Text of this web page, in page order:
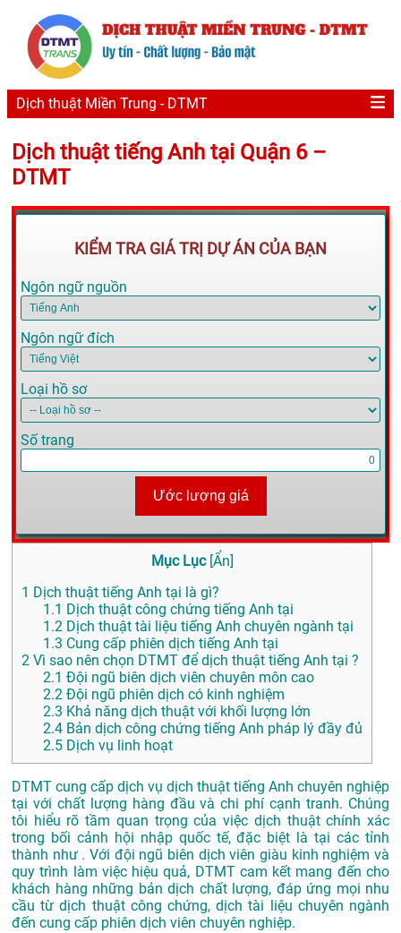
Dịch thuật Miền Trung - DTMT
Dịch thuật tiếng Anh tại Quận 6 –
DTMT
KIỂM TRA GIÁ TRỊ DỰ ÁN CỦA BẠN
Ngôn ngữ nguồn
Ngôn ngữ đích
Loại hồ sơ
Số trang
Ước lượng giá
Mục Lục [Ẩn]
1 Dịch thuật tiếng Anh tại là gì?
1.1 Dịch thuật công chứng tiếng Anh tại
1.2 Dịch thuật tài liệu tiếng Anh chuyên ngành tại
1.3 Cung cấp phiên dịch tiếng Anh tại
2 Vì sao nên chọn DTMT để dịch thuật tiếng Anh tại ?
2.1 Đội ngũ biên dịch viên chuyên môn cao
2.2 Đội ngũ phiên dịch có kinh nghiệm
2.3 Khả năng dịch thuật với khối lượng lớn
2.4 Bản dịch công chứng tiếng Anh pháp lý đầy đủ
2.5 Dịch vụ linh hoạt
DTMT cung cấp dịch vụ dịch thuật tiếng Anh chuyên nghiệp
tại với chất lượng hàng đầu và chi phí cạnh tranh. Chúng
tôi hiểu rõ tầm quan trọng của việc dịch thuật chính xác
trong bối cảnh hội nhập quốc tế, đặc biệt là tại các tỉnh
thành như . Với đội ngũ biên dịch viên giàu kinh nghiệm và
quy trình làm việc hiệu quả, DTMT cam kết mang đến cho
khách hàng những bản dịch chất lượng, đáp ứng mọi nhu
cầu từ dịch thuật công chứng, dịch tài liệu chuyên ngành
đến cung cấp phiên dịch viên chuyên nghiệp.